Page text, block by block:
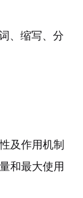
、缩写、分
及作用机制
和最大使用